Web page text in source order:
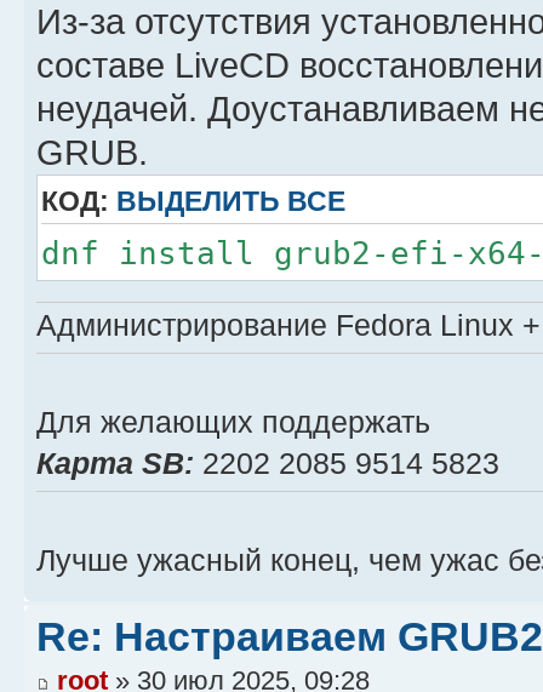
Из-за отсутствия
составе LiveCD
неудачей. Доустанавливаем
GRUB.
КОД: ВЫДЕЛИТЬ ВСЕ
dnf install grub2-efi-x64-
Администрирование Fedora Linux
Для желающих поддержать
Карта SB: 2202 2085 9514 5823
Лучше ужасный конец, чем ужас
Re: Настраиваем
root » 30 июл 2025, 09:28